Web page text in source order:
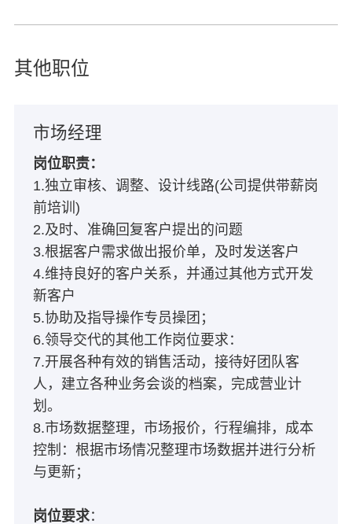
其他职位
市场经理
岗位职责：
1.独立审核、调整、设计线路(公司提供带薪岗
前培训)
2.及时、准确回复客户提出的问题
3.根据客户需求做出报价单，及时发送客户
4.维持良好的客户关系，并通过其他方式开发
新客户
5.协助及指导操作专员操团；
6.领导交代的其他工作岗位要求：
7.开展各种有效的销售活动，接待好团队客
人，建立各种业务会谈的档案，完成营业计
划。
8.市场数据整理，市场报价，行程编排，成本
控制：根据市场情况整理市场数据并进行分析
与更新；
岗位要求：